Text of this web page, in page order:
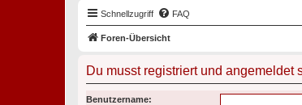
Schnellzugriff FAQ
Foren-Übersicht
Du musst registriert und angemeldet
Benutzername: